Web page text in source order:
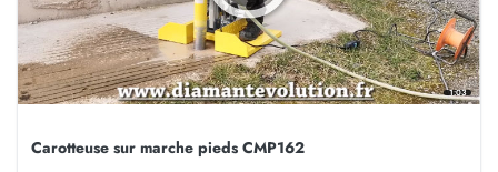
1:03
Carotteuse sur marche pieds CMP162